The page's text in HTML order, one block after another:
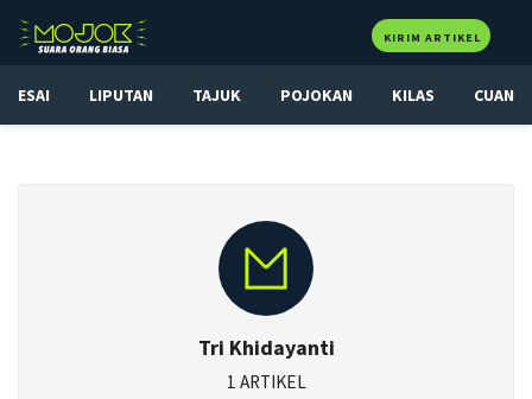
KIRIM ARTIKEL
ESAI LIPUTAN TAJUK POJOKAN KILAS CUAN
Tri Khidayanti
1 ARTIKEL